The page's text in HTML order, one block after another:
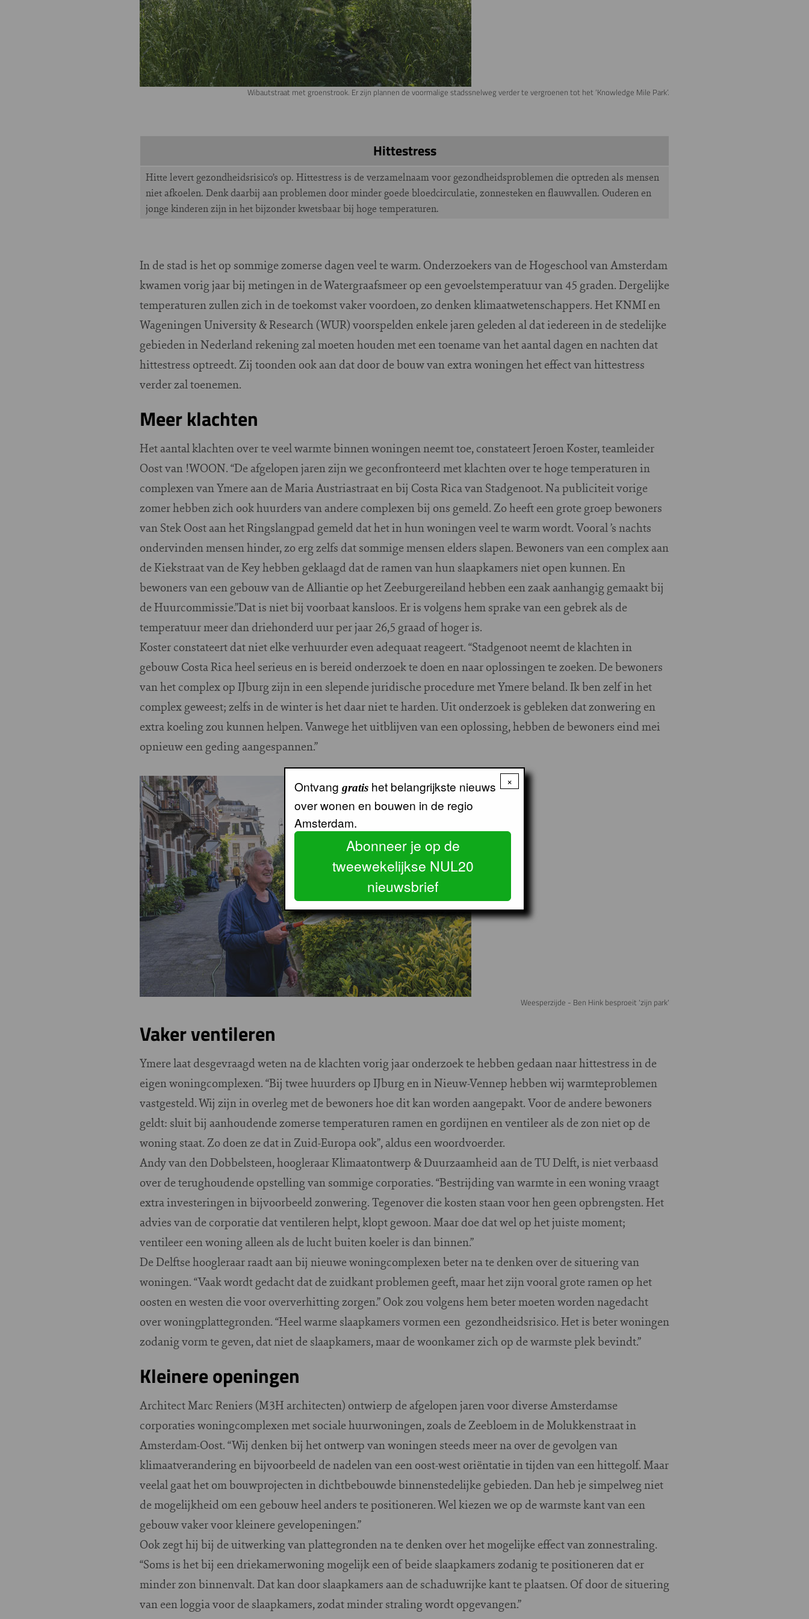
Wibautstraat met groenstrook. Er zijn plannen de voormalige stadssnelweg verder te vergroenen tot het ‘Knowledge Mile Park’.
Hittestress
Hitte levert gezondheidsrisico’s op. Hittestress is de verzamelnaam voor gezondheidsproblemen die optreden als mensen
niet afkoelen. Denk daarbij aan problemen door minder goede bloedcirculatie, zonnesteken en flauwvallen. Ouderen en
jonge kinderen zijn in het bijzonder kwetsbaar bij hoge temperaturen.
In de stad is het op sommige zomerse dagen veel te warm. Onderzoekers van de Hogeschool van Amsterdam
kwamen vorig jaar bij metingen in de Watergraafsmeer op een gevoelstemperatuur van 45 graden. Dergelijke
temperaturen zullen zich in de toekomst vaker voordoen, zo denken klimaatwetenschappers. Het KNMI en
Wageningen University & Research (WUR) voorspelden enkele jaren geleden al dat iedereen in de stedelijke
gebieden in Nederland rekening zal moeten houden met een toename van het aantal dagen en nachten dat
hittestress optreedt. Zij toonden ook aan dat door de bouw van extra woningen het effect van hittestress
verder zal toenemen.
Meer klachten
Het aantal klachten over te veel warmte binnen woningen neemt toe, constateert Jeroen Koster, teamleider
Oost van !WOON. “De afgelopen jaren zijn we geconfronteerd met klachten over te hoge temperaturen in
complexen van Ymere aan de Maria Austriastraat en bij Costa Rica van Stadgenoot. Na publiciteit vorige
zomer hebben zich ook huurders van andere complexen bij ons gemeld. Zo heeft een grote groep bewoners
van Stek Oost aan het Ringslangpad gemeld dat het in hun woningen veel te warm wordt. Vooral ’s nachts
ondervinden mensen hinder, zo erg zelfs dat sommige mensen elders slapen. Bewoners van een complex aan
de Kiekstraat van de Key hebben geklaagd dat de ramen van hun slaapkamers niet open kunnen. En
bewoners van een gebouw van de Alliantie op het Zeeburgereiland hebben een zaak aanhangig gemaakt bij
de Huurcommissie.”Dat is niet bij voorbaat kansloos. Er is volgens hem sprake van een gebrek als de
temperatuur meer dan driehonderd uur per jaar 26,5 graad of hoger is.
Koster constateert dat niet elke verhuurder even adequaat reageert. “Stadgenoot neemt de klachten in
gebouw Costa Rica heel serieus en is bereid onderzoek te doen en naar oplossingen te zoeken. De bewoners
van het complex op IJburg zijn in een slepende juridische procedure met Ymere beland. Ik ben zelf in het
complex geweest; zelfs in de winter is het daar niet te harden. Uit onderzoek is gebleken dat zonwering en
extra koeling zou kunnen helpen. Vanwege het uitblijven van een oplossing, hebben de bewoners eind mei
opnieuw een geding aangespannen.”
Weesperzijde - Ben Hink besproeit 'zijn park'
Vaker ventileren
Ymere laat desgevraagd weten na de klachten vorig jaar onderzoek te hebben gedaan naar hittestress in de
eigen woningcomplexen. “Bij twee huurders op IJburg en in Nieuw-Vennep hebben wij warmteproblemen
vastgesteld. Wij zijn in overleg met de bewoners hoe dit kan worden aangepakt. Voor de andere bewoners
geldt: sluit bij aanhoudende zomerse temperaturen ramen en gordijnen en ventileer als de zon niet op de
woning staat. Zo doen ze dat in Zuid-Europa ook”, aldus een woordvoerder.
Andy van den Dobbelsteen, hoogleraar Klimaatontwerp & Duurzaamheid aan de TU Delft, is niet verbaasd
over de terughoudende opstelling van sommige corporaties. “Bestrijding van warmte in een woning vraagt
extra investeringen in bijvoorbeeld zonwering. Tegenover die kosten staan voor hen geen opbrengsten. Het
advies van de corporatie dat ventileren helpt, klopt gewoon. Maar doe dat wel op het juiste moment;
ventileer een woning alleen als de lucht buiten koeler is dan binnen.”
De Delftse hoogleraar raadt aan bij nieuwe woningcomplexen beter na te denken over de situering van
woningen. “Vaak wordt gedacht dat de zuidkant problemen geeft, maar het zijn vooral grote ramen op het
oosten en westen die voor oververhitting zorgen.” Ook zou volgens hem beter moeten worden nagedacht
over woningplattegronden. “Heel warme slaapkamers vormen een gezondheidsrisico. Het is beter woningen
zodanig vorm te geven, dat niet de slaapkamers, maar de woonkamer zich op de warmste plek bevindt.”
Kleinere openingen
Architect Marc Reniers (M3H architecten) ontwierp de afgelopen jaren voor diverse Amsterdamse
corporaties woningcomplexen met sociale huurwoningen, zoals de Zeebloem in de Molukkenstraat in
Amsterdam-Oost. “Wij denken bij het ontwerp van woningen steeds meer na over de gevolgen van
klimaatverandering en bijvoorbeeld de nadelen van een oost-west oriëntatie in tijden van een hittegolf. Maar
veelal gaat het om bouwprojecten in dichtbebouwde binnenstedelijke gebieden. Dan heb je simpelweg niet
de mogelijkheid om een gebouw heel anders te positioneren. Wel kiezen we op de warmste kant van een
gebouw vaker voor kleinere gevelopeningen.”
Ook zegt hij bij de uitwerking van plattegronden na te denken over het mogelijke effect van zonnestraling.
“Soms is het bij een driekamerwoning mogelijk een of beide slaapkamers zodanig te positioneren dat er
minder zon binnenvalt. Dat kan door slaapkamers aan de schaduwrijke kant te plaatsen. Of door de situering
van een loggia voor de slaapkamers, zodat minder straling wordt opgevangen.”
×
Ontvang gratis het belangrijkste nieuws
over wonen en bouwen in de regio
Amsterdam.
Abonneer je op de
tweewekelijkse NUL20
nieuwsbrief